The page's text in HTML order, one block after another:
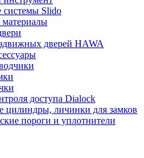
системы Slido
дверей HAWA
доступа Dialock
цилиндры, личинки для замков
пороги и уплотнители